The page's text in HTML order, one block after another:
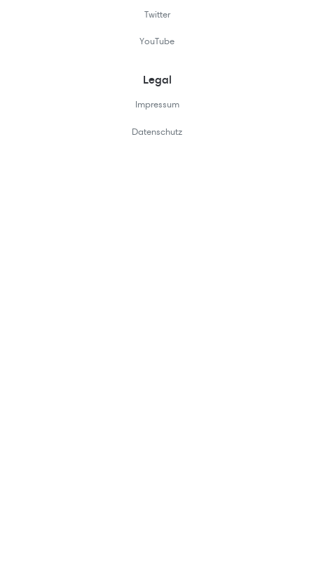
Twitter
YouTube
Legal
Impressum
Datenschutz